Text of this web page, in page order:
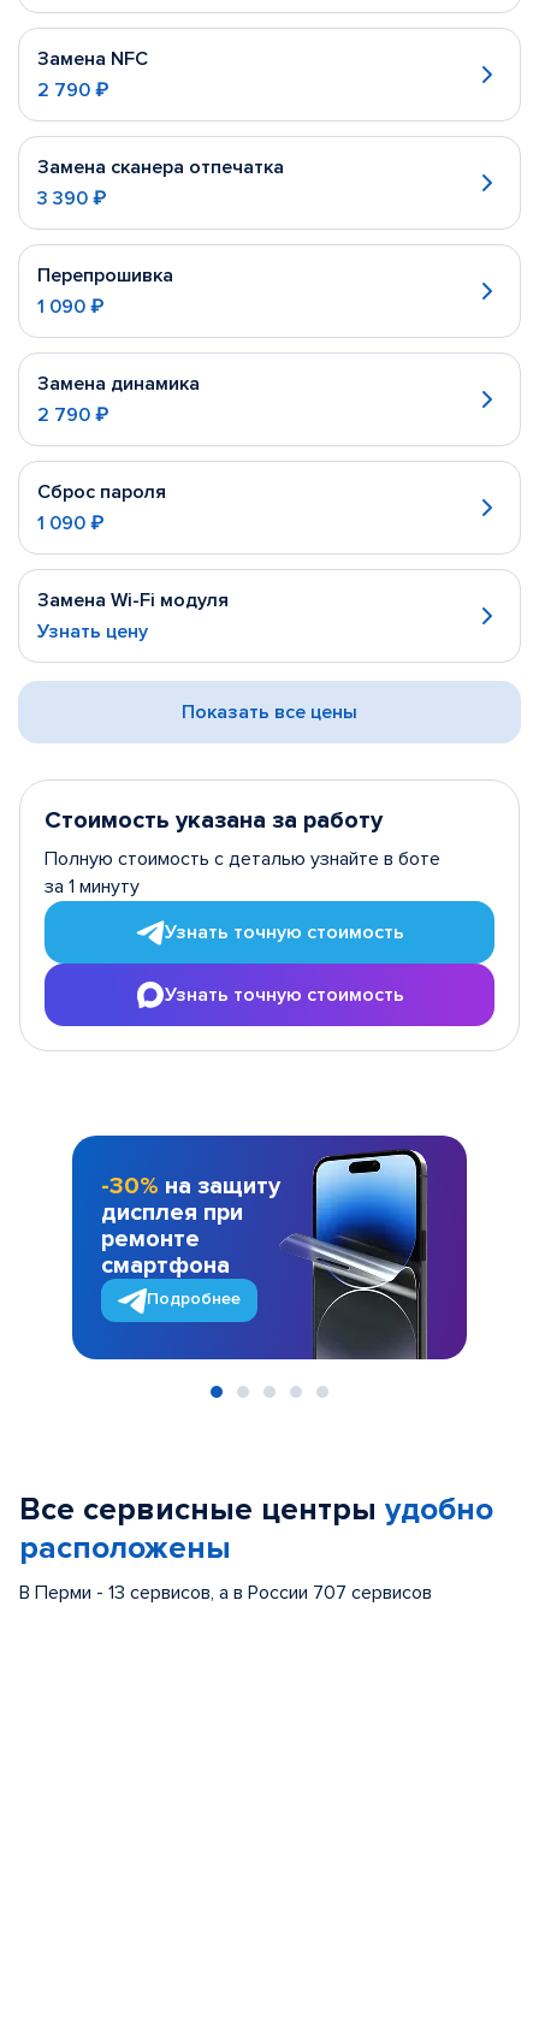
Замена NFC
2 790 ₽
Замена сканера отпечатка
3 390 ₽
Перепрошивка
1 090 ₽
Замена динамика
2 790 ₽
Сброс пароля
1 090 ₽
Замена Wi-Fi модуля
Узнать цену
Показать все цены
Стоимость указана за работу
Полную стоимость с деталью узнайте в боте
за 1 минуту
Узнать точную стоимость
Узнать точную стоимость
-30% на защиту
дисплея при
ремонте
смартфона
Подробнее
Все сервисные центры удобно
расположены
В Перми - 13 сервисов, а в России 707 сервисов